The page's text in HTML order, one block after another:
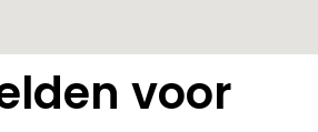
voor